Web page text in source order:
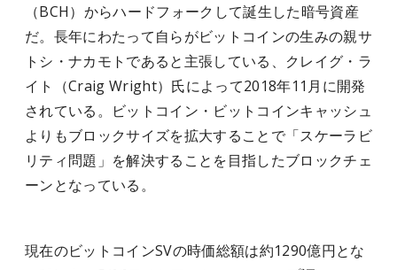
（BCH）からハードフォークして誕生した暗号資産
だ。長年にわたって自らがビットコインの生みの親サ
トシ・ナカモトであると主張している、クレイグ・ラ
イト（Craig Wright）氏によって2018年11月に開発
されている。ビットコイン・ビットコインキャッシュ
よりもブロックサイズを拡大することで「スケーラビ
リティ問題」を解決することを目指したブロックチェ
ーンとなっている。
現在のビットコインSVの時価総額は約1290億円とな